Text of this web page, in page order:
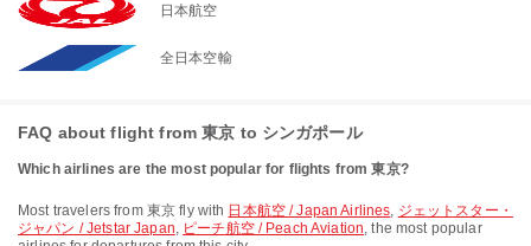
日本航空
全日本空輸
FAQ about flight from 東京 to シンガポール
Which airlines are the most popular for flights from 東京?
Most travelers from 東京 fly with 日本航空 / Japan Airlines, ジェットスター・
ジャパン / Jetstar Japan, ピーチ航空 / Peach Aviation, the most popular